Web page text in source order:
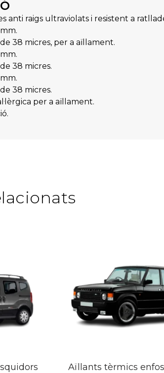
anti raigs ultraviolats i resistent a
38 micres, per a aïllament.
38 micres.
38 micres.
per a aïllament.
Aïllants tèrmics